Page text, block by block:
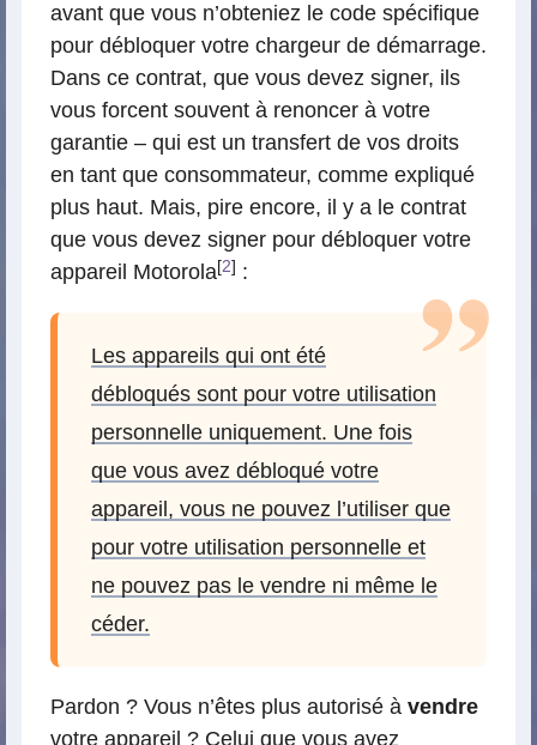
avant que vous n’obteniez le code spécifique
pour débloquer votre chargeur de démarrage.
Dans ce contrat, que vous devez signer, ils
vous forcent souvent à renoncer à votre
garantie – qui est un transfert de vos droits
en tant que consommateur, comme expliqué
plus haut. Mais, pire encore, il y a le contrat
que vous devez signer pour débloquer votre
appareil Motorola[2] :
Les appareils qui ont été
débloqués sont pour votre utilisation
personnelle uniquement. Une fois
que vous avez débloqué votre
appareil, vous ne pouvez l’utiliser que
pour votre utilisation personnelle et
ne pouvez pas le vendre ni même le
céder.
Pardon ? Vous n’êtes plus autorisé à vendre
votre appareil ? Celui que vous avez